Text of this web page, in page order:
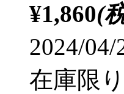
¥1,860(
2024/04/
在庫限り